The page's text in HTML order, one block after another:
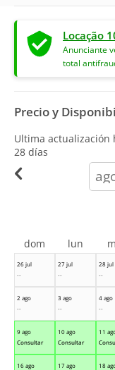
Locação
Anunciante
total
Precio y
Ultima actualización
28 días
26 jul
--
27 jul
--
28 jul
--
2 ago
--
3 ago
--
4 ago
--
9 ago
Consultar
10 ago
Consultar
11
16 ago
17 ago
18
dom lun